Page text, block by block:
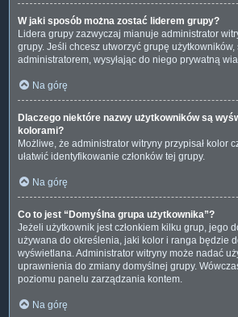
W jaki sposób można zostać liderem grupy?
Lidera grupy zazwyczaj mianuje administrator
grupy. Jeśli chcesz utworzyć grupę użytkowników,
administratorem, wysyłając do niego prywatną
Na górę
Dlaczego niektóre nazwy użytkowników są
kolorami?
Możliwe, że administrator witryny przypisał kolor
ułatwić identyfikowanie członków tej grupy.
Na górę
Co to jest “Domyślna grupa użytkownika”?
Jeżeli użytkownik jest członkiem kilku grup, jego
używana do określenia, jaki kolor i ranga będzie
wyświetlana. Administrator witryny może nadać
uprawnienia do zmiany domyślnej grupy.
poziomu panelu zarządzania kontem.
Na górę